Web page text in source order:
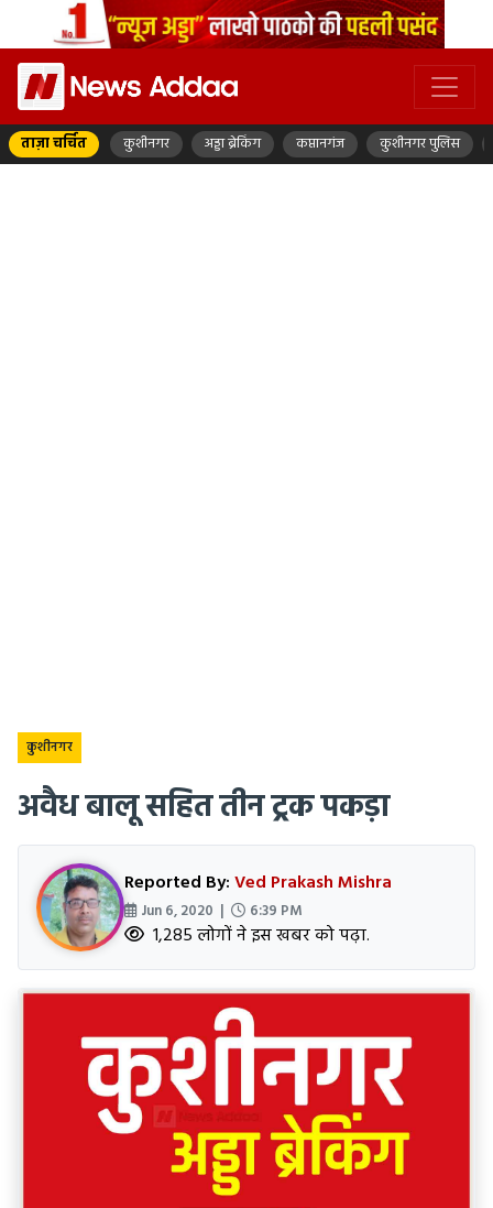
ताज़ा चर्चित कुशीनगर अड्डा ब्रेकिंग कप्तानगंज कुशीनगर पुलिस
कुशीनगर
अवैध बालू सहित तीन ट्रक पकड़ा
Reported By:Ved Prakash Mishra
Jun 6, 2020 | 6:39 PM
1,285 लोगों ने इस खबर को पढ़ा.